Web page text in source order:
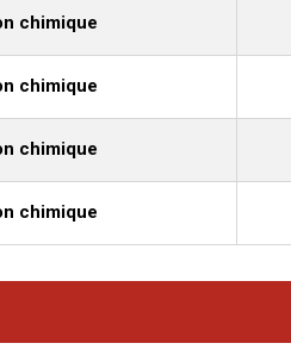
chimique
chimique
chimique
chimique